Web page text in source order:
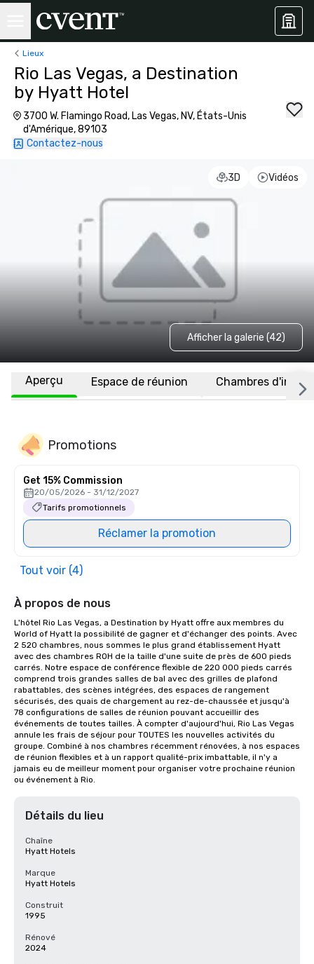
Lieux
Rio Las Vegas, a Destination
by Hyatt Hotel
3700 W. Flamingo Road, Las Vegas, NV, États-Unis
d'Amérique, 89103
Contactez-nous
3D Vidéos
Afficher la galerie (42)
Aperçu Espace de réunion Chambres
Promotions
Get 15% Commission
20/05/2026 - 31/12/2027
Tarifs promotionnels
Réclamer la promotion
Tout voir (4)
À propos de nous
L'hôtel Rio Las Vegas, a Destination by Hyatt offre aux membres du
World of Hyatt la possibilité de gagner et d'échanger des points. Avec
2 520 chambres, nous sommes le plus grand établissement Hyatt
avec des chambres ROH de la taille d'une suite de près de 600 pieds
carrés. Notre espace de conférence flexible de 220 000 pieds carrés
comprend trois grandes salles de bal avec des grilles de plafond
rabattables, des scènes intégrées, des espaces de rangement
sécurisés, des quais de chargement au rez-de-chaussée et jusqu'à
78 configurations de salles de réunion pouvant accueillir des
événements de toutes tailles. À compter d'aujourd'hui, Rio Las Vegas
annule les frais de séjour pour TOUTES les nouvelles activités du
groupe. Combiné à nos chambres récemment rénovées, à nos espaces
de réunion flexibles et à un rapport qualité-prix imbattable, il n'y a
jamais eu de meilleur moment pour organiser votre prochaine réunion
ou événement à Rio.
Détails du lieu
Chaîne
Hyatt Hotels
Marque
Hyatt Hotels
Construit
1995
Rénové
2024